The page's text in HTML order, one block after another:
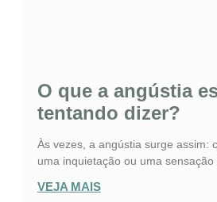
O que a angústia
tentando dizer?
Às vezes, a angústia surge assim:
uma inquietação ou uma sensação
VEJA MAIS